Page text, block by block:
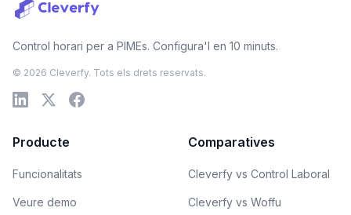
Control horari per a PIMEs. Configura'l en 10 minuts.
© 2026 Cleverfy. Tots els drets reservats.
Producte
Funcionalitats
Veure demo
Comparatives
Cleverfy vs Control Laboral
Cleverfy vs Woffu